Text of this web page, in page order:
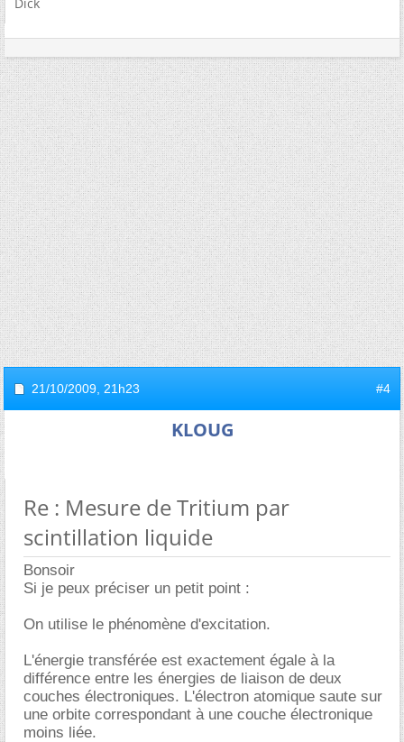
21/10/2009, 21h23 #4
KLOUG
Re : Mesure de Tritium par
scintillation liquide
Bonsoir
Si je peux préciser un petit point :
On utilise le phénomène d'excitation.
L'énergie transférée est exactement égale à la
différence entre les énergies de liaison de deux
couches électroniques. L'électron atomique saute sur
une orbite correspondant à une couche électronique
moins liée.